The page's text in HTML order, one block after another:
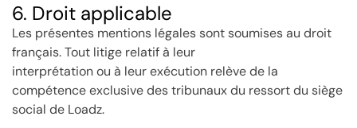
6. Droit applicable
Les présentes mentions légales sont soumises au droit
français. Tout litige relatif à leur
interprétation ou à leur exécution relève de la
compétence exclusive des tribunaux du ressort du siège
social de Loadz.